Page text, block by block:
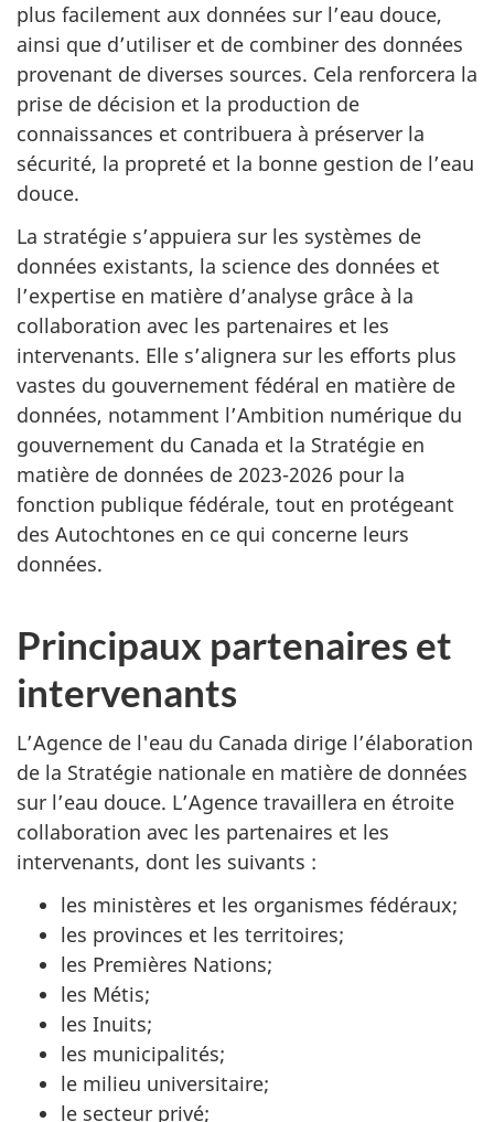
plus facilement aux données sur l’eau douce,
ainsi que d’utiliser et de combiner des données
provenant de diverses sources. Cela renforcera la
prise de décision et la production de
connaissances et contribuera à préserver la
sécurité, la propreté et la bonne gestion de l’eau
douce.
La stratégie s’appuiera sur les systèmes de
données existants, la science des données et
l’expertise en matière d’analyse grâce à la
collaboration avec les partenaires et les
intervenants. Elle s’alignera sur les efforts plus
vastes du gouvernement fédéral en matière de
données, notamment l’Ambition numérique du
gouvernement du Canada et la Stratégie en
matière de données de 2023-2026 pour la
fonction publique fédérale, tout en protégeant
des Autochtones en ce qui concerne leurs
données.
Principaux partenaires et
intervenants
L’Agence de l'eau du Canada dirige l’élaboration
de la Stratégie nationale en matière de données
sur l’eau douce. L’Agence travaillera en étroite
collaboration avec les partenaires et les
intervenants, dont les suivants :
les ministères et les organismes fédéraux;
les provinces et les territoires;
les Premières Nations;
les Métis;
les Inuits;
les municipalités;
le milieu universitaire;
le secteur privé;